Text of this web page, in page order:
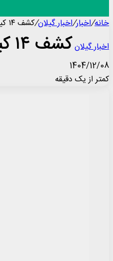
خانه/اخبار/اخبار گیلان/کشف ۱۴ کیلوگرم مواد مخدر جاساز شده در دل زمین
اخبار گیلانکشف ۱۴ کیلوگرم مواد مخدر جاساز شده در دل زمین
1404/12/08
کمتر از یک دقیقه